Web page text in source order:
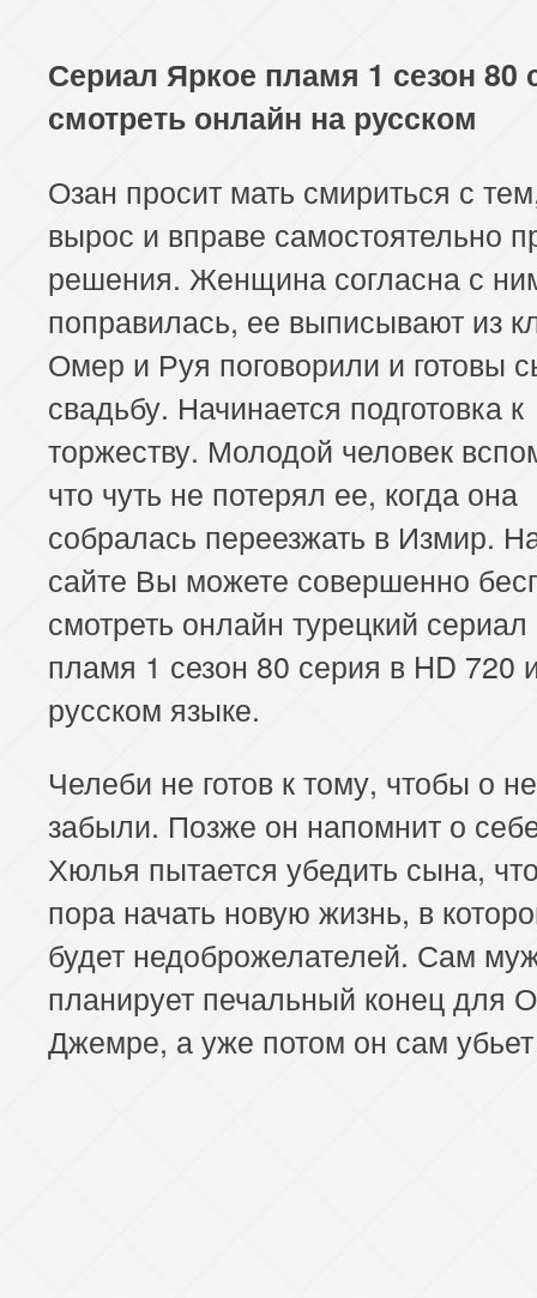
Сериал Яркое пламя 1 сезон 80
смотреть онлайн на русском
Озан просит мать смириться с
вырос и вправе самостоятельно
решения. Женщина согласна с
поправилась, ее выписывают из
Омер и Руя поговорили и готовы
свадьбу. Начинается подготовка к
торжеству. Молодой человек
что чуть не потерял ее, когда она
собралась переезжать в Измир.
сайте Вы можете совершенно
смотреть онлайн турецкий
пламя 1 сезон 80 серия в HD 720
русском языке.
Челеби не готов к тому, чтобы о
забыли. Позже он напомнит о
Хюлья пытается убедить сына,
пора начать новую жизнь, в
будет недоброжелателей. Сам
планирует печальный конец для
Джемре, а уже потом он сам